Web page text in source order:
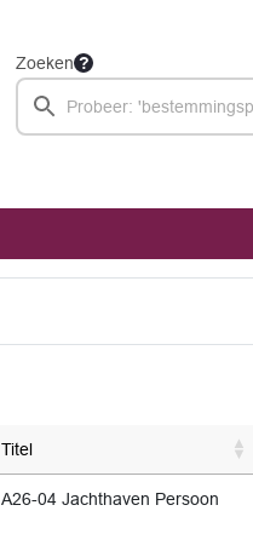
Zoeken
Titel
A26-04 Jachthaven Persoon